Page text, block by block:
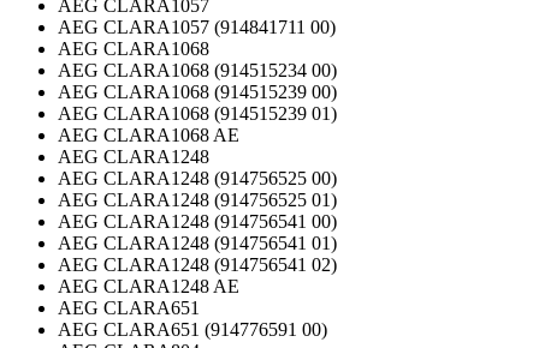
AEG CLARA1057
AEG CLARA1057 (914841711 00)
AEG CLARA1068
AEG CLARA1068 (914515234 00)
AEG CLARA1068 (914515239 00)
AEG CLARA1068 (914515239 01)
AEG CLARA1068 AE
AEG CLARA1248
AEG CLARA1248 (914756525 00)
AEG CLARA1248 (914756525 01)
AEG CLARA1248 (914756541 00)
AEG CLARA1248 (914756541 01)
AEG CLARA1248 (914756541 02)
AEG CLARA1248 AE
AEG CLARA651
AEG CLARA651 (914776591 00)